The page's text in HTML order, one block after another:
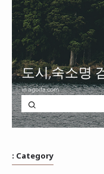
: Category